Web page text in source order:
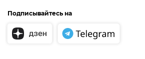
Подписывайтесь на